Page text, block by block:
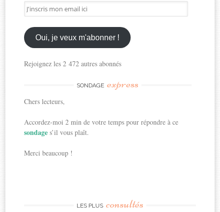
J'inscris
mon
email
ici
Oui, je veux m'abonner !
Rejoignez les 2 472 autres abonnés
SONDAGE express
Chers lecteurs,
Accordez-moi 2 min de votre temps pour répondre à ce
sondages’il vous plaît.
Merci beaucoup !
LES PLUS consultés